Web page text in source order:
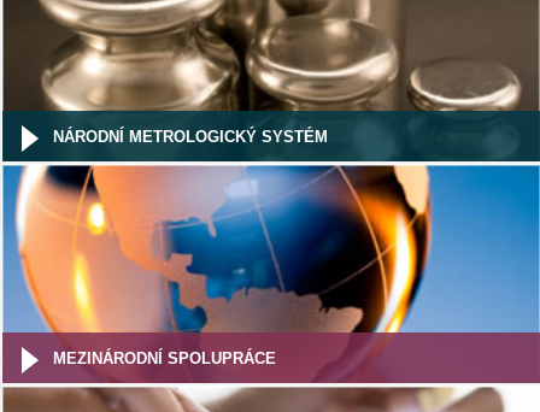
NÁRODNÍ METROLOGICKÝ SYSTÉM
MEZINÁRODNÍ SPOLUPRÁCE